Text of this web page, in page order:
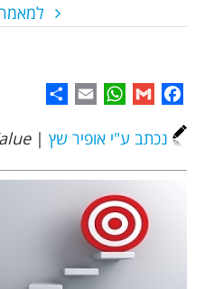
Facebook
Gmail
WhatsApp
Email
נכתב ע"י אופיר שץ |